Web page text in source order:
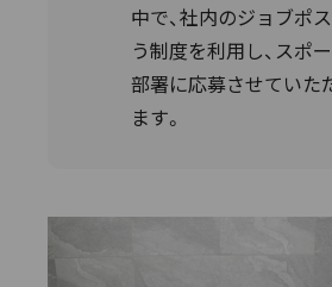
中で、社内のジョブポ
う制度を利用し、スポ
部署に応募させていた
ます。